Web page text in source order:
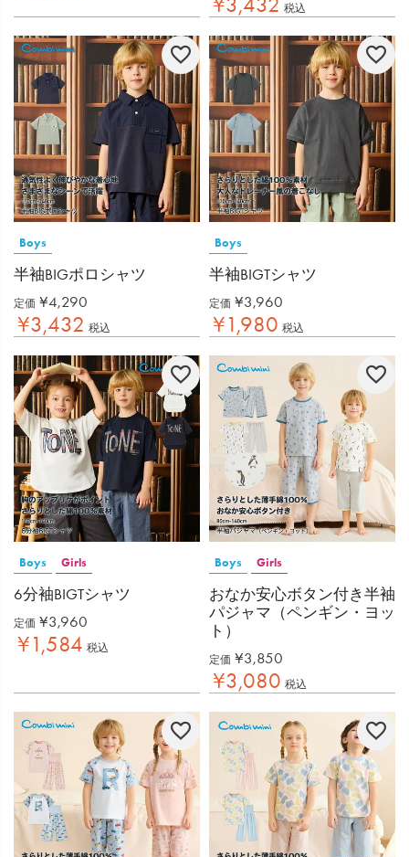
税込
Boys
半袖BIGポロシャツ
定価 ¥4,290
¥3,432 税込
Boys
半袖BIGTシャツ
定価 ¥3,960
¥1,980 税込
Boys Girls
6分袖BIGTシャツ
定価 ¥3,960
¥1,584 税込
Boys Girls
おなか安心ボタン付き半袖
パジャマ（ペンギン・ヨッ
ト）
定価 ¥3,850
¥3,080 税込